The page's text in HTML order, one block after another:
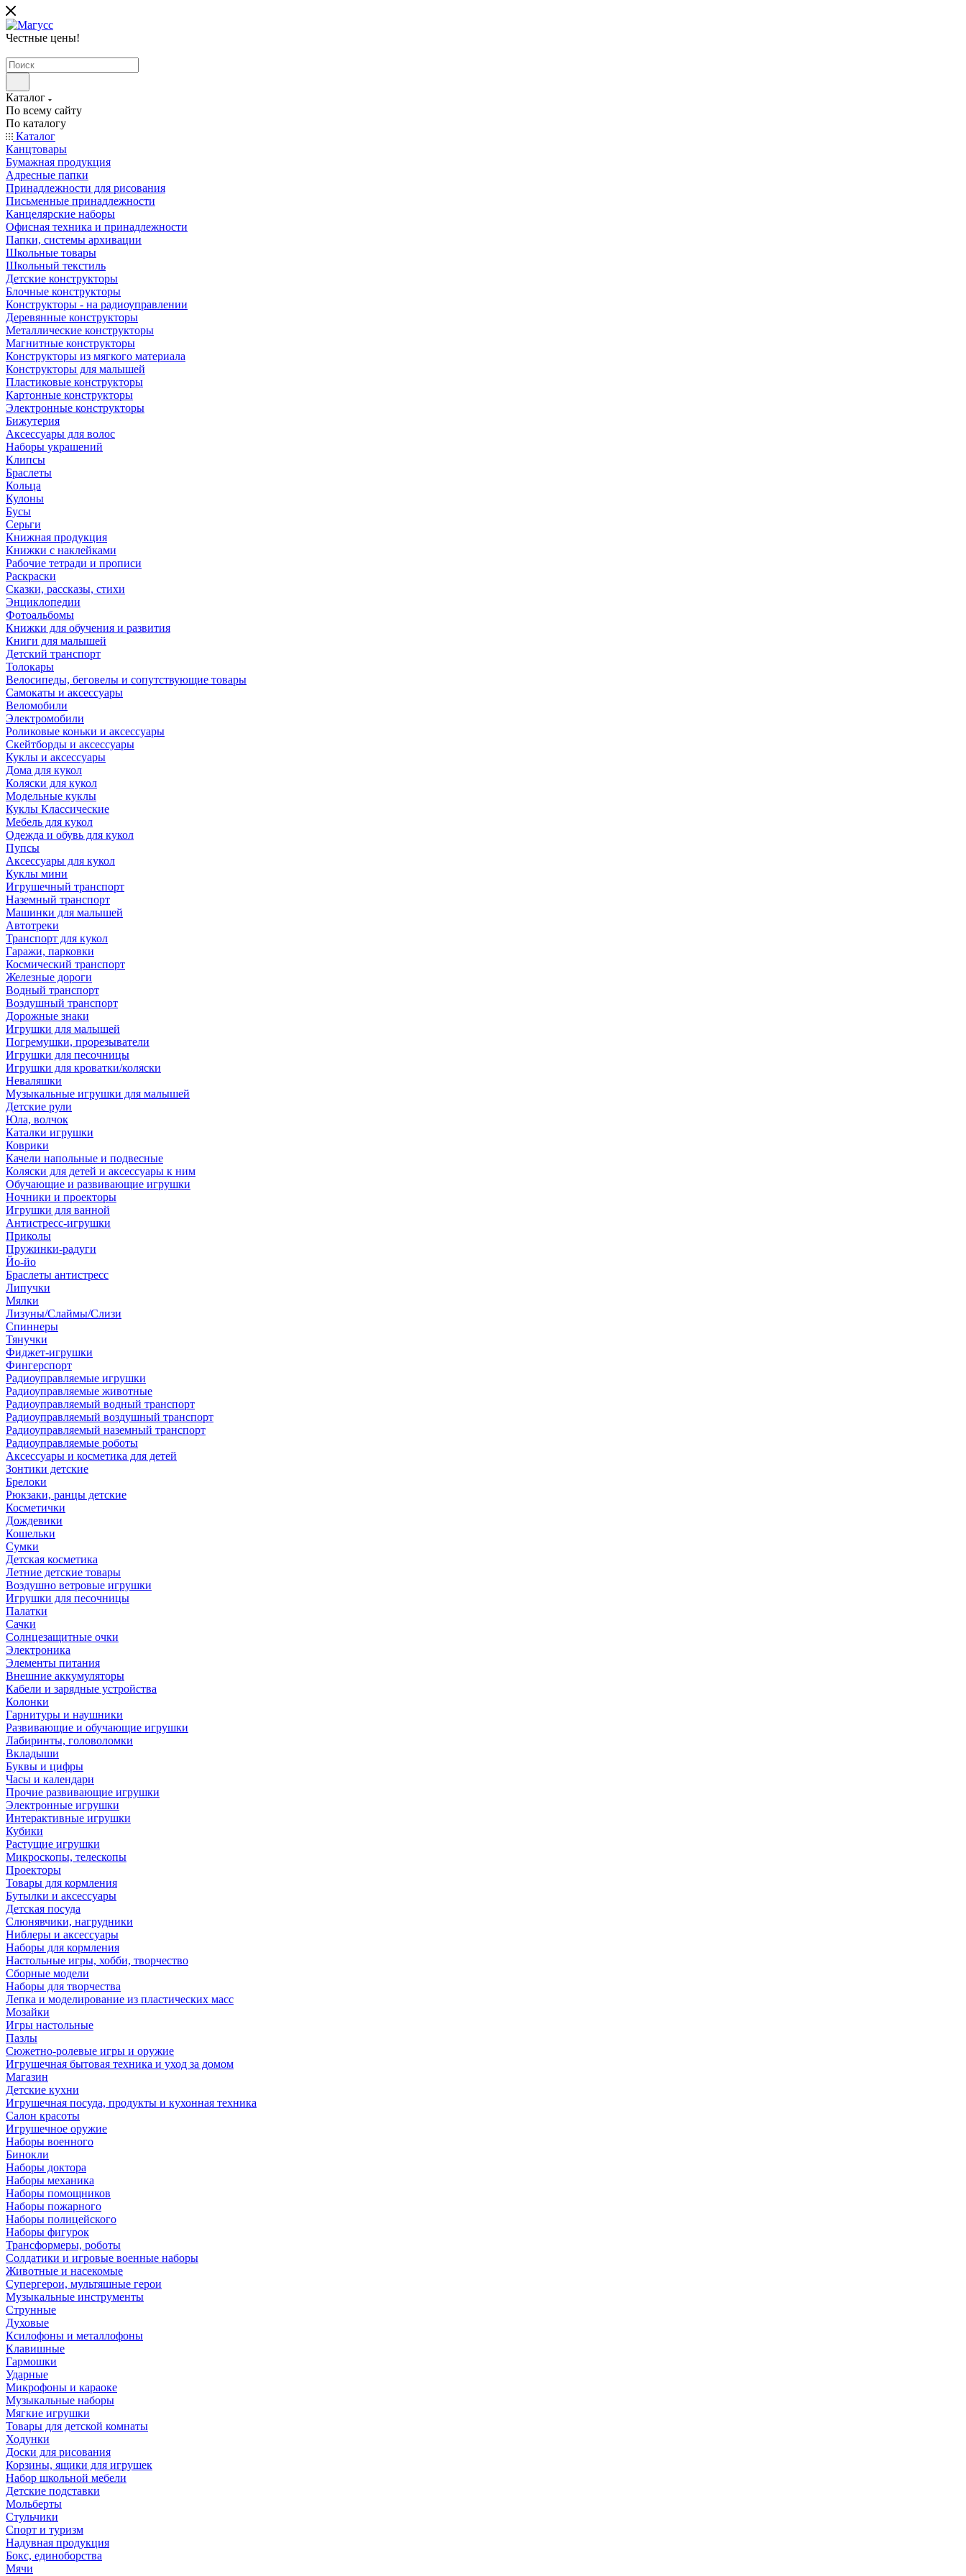
Честные цены!
Каталог
По всему сайту
По каталогу
Каталог
Канцтовары
Бумажная продукция
Адресные папки
Принадлежности для рисования
Письменные принадлежности
Канцелярские наборы
Офисная техника и принадлежности
Папки, системы архивации
Школьные товары
Школьный текстиль
Детские конструкторы
Блочные конструкторы
Конструкторы - на радиоуправлении
Деревянные конструкторы
Металлические конструкторы
Магнитные конструкторы
Конструкторы из мягкого материала
Конструкторы для малышей
Пластиковые конструкторы
Картонные конструкторы
Электронные конструкторы
Бижутерия
Аксессуары для волос
Наборы украшений
Клипсы
Браслеты
Кольца
Кулоны
Бусы
Серьги
Книжная продукция
Книжки с наклейками
Рабочие тетради и прописи
Раскраски
Сказки, рассказы, стихи
Энциклопедии
Фотоальбомы
Книжки для обучения и развития
Книги для малышей
Детский транспорт
Толокары
Велосипеды, беговелы и сопутствующие товары
Самокаты и аксессуары
Веломобили
Электромобили
Роликовые коньки и аксессуары
Скейтборды и аксессуары
Куклы и аксессуары
Дома для кукол
Коляски для кукол
Модельные куклы
Куклы Классические
Мебель для кукол
Одежда и обувь для кукол
Пупсы
Аксессуары для кукол
Куклы мини
Игрушечный транспорт
Наземный транспорт
Машинки для малышей
Автотреки
Транспорт для кукол
Гаражи, парковки
Космический транспорт
Железные дороги
Водный транспорт
Воздушный транспорт
Дорожные знаки
Игрушки для малышей
Погремушки, прорезыватели
Игрушки для песочницы
Игрушки для кроватки/коляски
Неваляшки
Музыкальные игрушки для малышей
Детские рули
Юла, волчок
Каталки игрушки
Коврики
Качели напольные и подвесные
Коляски для детей и аксессуары к ним
Обучающие и развивающие игрушки
Ночники и проекторы
Игрушки для ванной
Антистресс-игрушки
Приколы
Пружинки-радуги
Йо-йо
Браслеты антистресс
Липучки
Мялки
Лизуны/Слаймы/Слизи
Спиннеры
Тянучки
Фиджет-игрушки
Фингерспорт
Радиоуправляемые игрушки
Радиоуправляемые животные
Радиоуправляемый водный транспорт
Радиоуправляемый воздушный транспорт
Радиоуправляемый наземный транспорт
Радиоуправляемые роботы
Аксессуары и косметика для детей
Зонтики детские
Брелоки
Рюкзаки, ранцы детские
Косметички
Дождевики
Кошельки
Сумки
Детская косметика
Летние детские товары
Воздушно ветровые игрушки
Игрушки для песочницы
Палатки
Сачки
Солнцезащитные очки
Электроника
Элементы питания
Внешние аккумуляторы
Кабели и зарядные устройства
Колонки
Гарнитуры и наушники
Развивающие и обучающие игрушки
Лабиринты, головоломки
Вкладыши
Буквы и цифры
Часы и календари
Прочие развивающие игрушки
Электронные игрушки
Интерактивные игрушки
Кубики
Растущие игрушки
Микроскопы, телескопы
Проекторы
Товары для кормления
Бутылки и аксессуары
Детская посуда
Слюнявчики, нагрудники
Ниблеры и аксессуары
Наборы для кормления
Настольные игры, хобби, творчество
Сборные модели
Наборы для творчества
Лепка и моделирование из пластических масс
Мозайки
Игры настольные
Пазлы
Сюжетно-ролевые игры и оружие
Игрушечная бытовая техника и уход за домом
Магазин
Детские кухни
Игрушечная посуда, продукты и кухонная техника
Салон красоты
Игрушечное оружие
Наборы военного
Бинокли
Наборы доктора
Наборы механика
Наборы помощников
Наборы пожарного
Наборы полицейского
Наборы фигурок
Трансформеры, роботы
Солдатики и игровые военные наборы
Животные и насекомые
Супергерои, мультяшные герои
Музыкальные инструменты
Струнные
Духовые
Ксилофоны и металлофоны
Клавишные
Гармошки
Ударные
Микрофоны и караоке
Музыкальные наборы
Мягкие игрушки
Товары для детской комнаты
Ходунки
Доски для рисования
Корзины, ящики для игрушек
Набор школьной мебели
Детские подставки
Мольберты
Стульчики
Спорт и туризм
Надувная продукция
Бокс, единоборства
Мячи